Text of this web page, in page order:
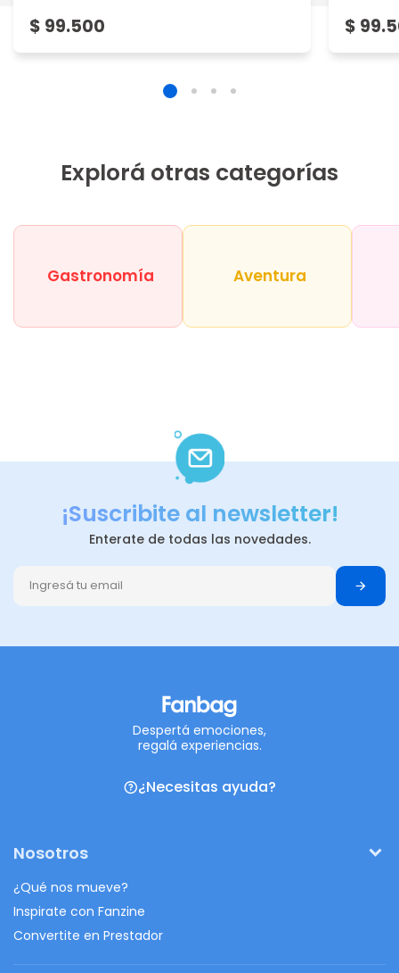
$ 99.500 $
Explorá otras categorías
Gastronomía Aventura
¡Suscribite al newsletter!
Enterate de todas las novedades.
Despertá emociones,
regalá experiencias.
¿Necesitas ayuda?
Nosotros
¿Qué nos mueve?
Inspirate con Fanzine
Convertite en Prestador